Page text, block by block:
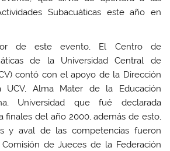
Subacuáticas este año en
de este evento, El Centro de
de la Universidad Central de
contó con el apoyo de la Dirección
Alma Mater de la Educación
Universidad que fué declarada
finales del año 2000, además de esto,
y aval de las competencias fueron
de Jueces de la Federación